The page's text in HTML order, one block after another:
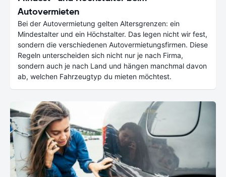
Autovermieten
Bei der Autovermietung gelten Altersgrenzen: ein
Mindestalter und ein Höchstalter. Das legen nicht wir fest,
sondern die verschiedenen Autovermietungsfirmen. Diese
Regeln unterscheiden sich nicht nur je nach Firma,
sondern auch je nach Land und hängen manchmal davon
ab, welchen Fahrzeugtyp du mieten möchtest.